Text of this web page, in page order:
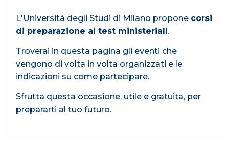
L'Università degli Studi di Milano propone corsi
di preparazione ai test ministeriali.
Troverai in questa pagina gli eventi che
vengono di volta in volta organizzati e le
indicazioni su come partecipare.
Sfrutta questa occasione, utile e gratuita, per
prepararti al tuo futuro.